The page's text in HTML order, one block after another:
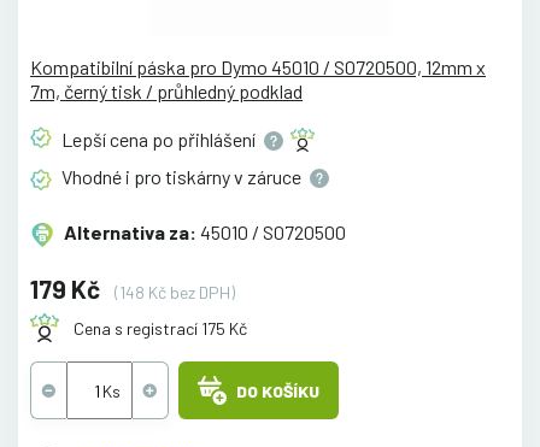
Kompatibilní páska pro Dymo 45010 / S0720500, 12mm x
7m, černý tisk / průhledný podklad
Lepší cena po přihlášení
Vhodné i pro tiskárny v záruce
Alternativa za: 45010 / S0720500
179 Kč
(148 Kč bez DPH)
Cena s registrací 175 Kč
DO KOŠÍKU